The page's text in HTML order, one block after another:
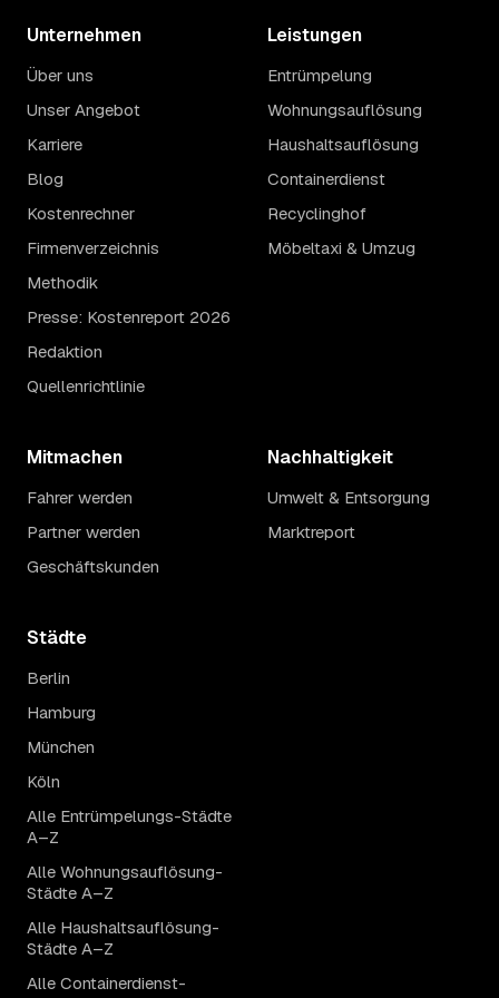
Unternehmen
Über uns
Unser Angebot
Karriere
Blog
Kostenrechner
Firmenverzeichnis
Methodik
Presse: Kostenreport 2026
Redaktion
Quellenrichtlinie
Leistungen
Entrümpelung
Wohnungsauflösung
Haushaltsauflösung
Containerdienst
Recyclinghof
Möbeltaxi & Umzug
Mitmachen
Fahrer werden
Partner werden
Geschäftskunden
Nachhaltigkeit
Umwelt & Entsorgung
Marktreport
Städte
Berlin
Hamburg
München
Köln
Alle Entrümpelungs-Städte
A–Z
Alle Wohnungsauflösung-
Städte A–Z
Alle Haushaltsauflösung-
Städte A–Z
Alle Containerdienst-